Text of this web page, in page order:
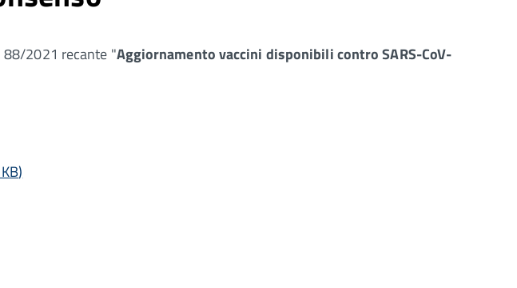
88/2021 recante "Aggiornamento vaccini disponibili contro SARS-CoV-
)